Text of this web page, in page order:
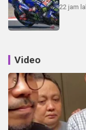
22 jam
Video